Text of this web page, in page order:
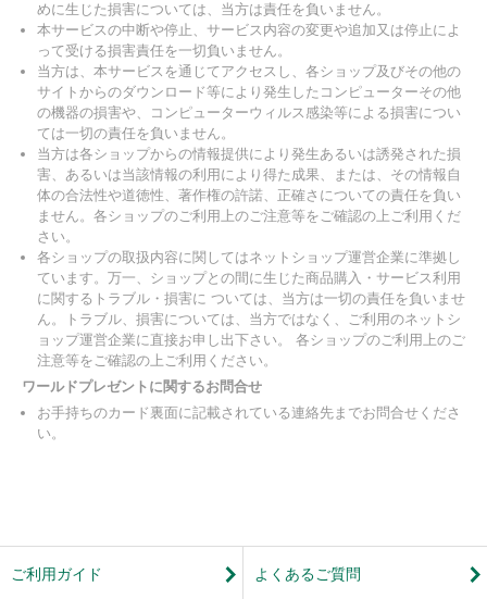
めに生じた損害については、当方は責任を負いません。
本サービスの中断や停止、サービス内容の変更や追加又は停止によ
って受ける損害責任を一切負いません。
当方は、本サービスを通じてアクセスし、各ショップ及びその他の
サイトからのダウンロード等により発生したコンピューターその他
の機器の損害や、コンピューターウィルス感染等による損害につい
ては一切の責任を負いません。
当方は各ショップからの情報提供により発生あるいは誘発された損
害、あるいは当該情報の利用により得た成果、または、その情報自
体の合法性や道徳性、著作権の許諾、正確さについての責任を負い
ません。各ショップのご利用上のご注意等をご確認の上ご利用くだ
さい。
各ショップの取扱内容に関してはネットショップ運営企業に準拠し
ています。万一、ショップとの間に生じた商品購入・サービス利用
に関するトラブル・損害に ついては、当方は一切の責任を負いませ
ん。トラブル、損害については、当方ではなく、ご利用のネットシ
ョップ運営企業に直接お申し出下さい。 各ショップのご利用上のご
注意等をご確認の上ご利用ください。
ワールドプレゼントに関するお問合せ
お手持ちのカード裏面に記載されている連絡先までお問合せくださ
い。
ご利用ガイド よくあるご質問